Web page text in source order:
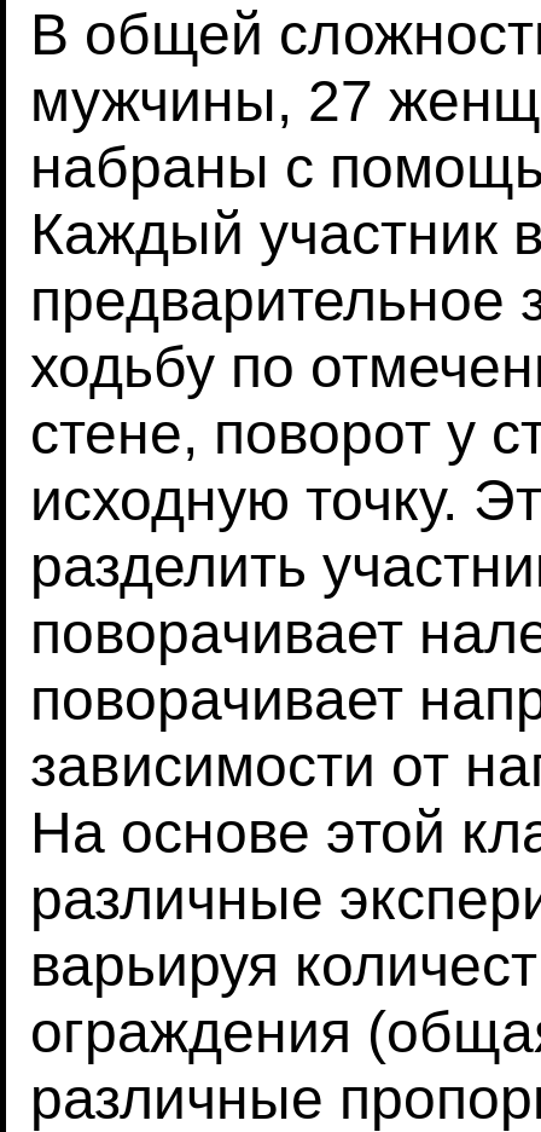
В общей
мужчины, 27
набраны с
Каждый участник
ходьбу по
стене, поворот у
исходную точку.
разделить
поворачивает
поворачивает
зависимости от
На основе этой
различные
варьируя
ограждения
различные